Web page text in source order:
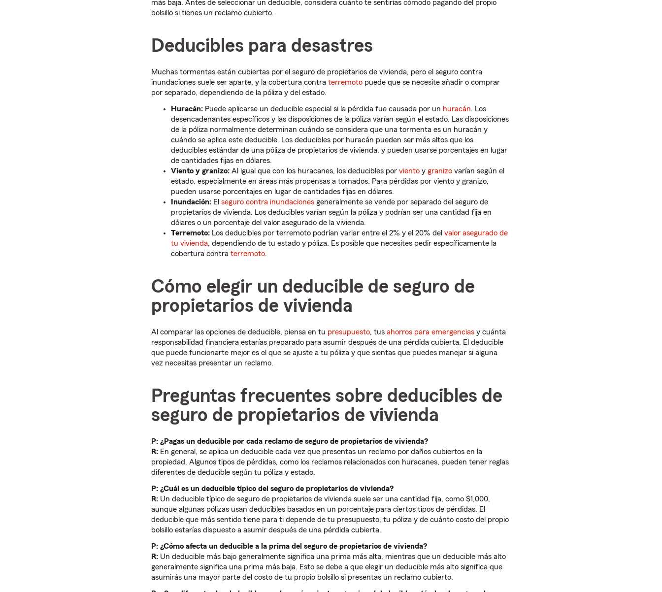
más baja. Antes de seleccionar un deducible, considera cuánto te sentirías cómodo pagando del propio
bolsillo si tienes un reclamo cubierto.
Deducibles para desastres
Muchas tormentas están cubiertas por el seguro de propietarios de vivienda, pero el seguro contra
inundaciones suele ser aparte, y la cobertura contra terremoto puede que se necesite añadir o comprar
por separado, dependiendo de la póliza y del estado.
Huracán: Puede aplicarse un deducible especial si la pérdida fue causada por un huracán. Los
desencadenantes específicos y las disposiciones de la póliza varían según el estado. Las disposiciones
de la póliza normalmente determinan cuándo se considera que una tormenta es un huracán y
cuándo se aplica este deducible. Los deducibles por huracán pueden ser más altos que los
deducibles estándar de una póliza de propietarios de vivienda, y pueden usarse porcentajes en lugar
de cantidades fijas en dólares.
Viento y granizo: Al igual que con los huracanes, los deducibles por viento y granizo varían según el
estado, especialmente en áreas más propensas a tornados. Para pérdidas por viento y granizo,
pueden usarse porcentajes en lugar de cantidades fijas en dólares.
Inundación: El seguro contra inundaciones generalmente se vende por separado del seguro de
propietarios de vivienda. Los deducibles varían según la póliza y podrían ser una cantidad fija en
dólares o un porcentaje del valor asegurado de la vivienda.
Terremoto: Los deducibles por terremoto podrían variar entre el 2% y el 20% del valor asegurado de
tu vivienda, dependiendo de tu estado y póliza. Es posible que necesites pedir específicamente la
cobertura contra terremoto.
Cómo elegir un deducible de seguro de
propietarios de vivienda
Al comparar las opciones de deducible, piensa en tu presupuesto, tus ahorros para emergencias y cuánta
responsabilidad financiera estarías preparado para asumir después de una pérdida cubierta. El deducible
que puede funcionarte mejor es el que se ajuste a tu póliza y que sientas que puedes manejar si alguna
vez necesitas presentar un reclamo.
Preguntas frecuentes sobre deducibles de
seguro de propietarios de vivienda
P: ¿Pagas un deducible por cada reclamo de seguro de propietarios de vivienda?
R: En general, se aplica un deducible cada vez que presentas un reclamo por daños cubiertos en la
propiedad. Algunos tipos de pérdidas, como los reclamos relacionados con huracanes, pueden tener reglas
diferentes de deducible según tu póliza y estado.
P: ¿Cuál es un deducible típico del seguro de propietarios de vivienda?
R: Un deducible típico de seguro de propietarios de vivienda suele ser una cantidad fija, como $1,000,
aunque algunas pólizas usan deducibles basados en un porcentaje para ciertos tipos de pérdidas. El
deducible que más sentido tiene para ti depende de tu presupuesto, tu póliza y de cuánto costo del propio
bolsillo estarías dispuesto a asumir después de una pérdida cubierta.
P: ¿Cómo afecta un deducible a la prima del seguro de propietarios de vivienda?
R: Un deducible más bajo generalmente significa una prima más alta, mientras que un deducible más alto
generalmente significa una prima más baja. Esto se debe a que elegir un deducible más alto significa que
asumirás una mayor parte del costo de tu propio bolsillo si presentas un reclamo cubierto.